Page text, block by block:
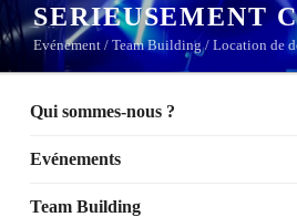
SERIEUSEMENT
Evénement / Team Building / Location de
Qui sommes-nous ?
Evénements
Team Building